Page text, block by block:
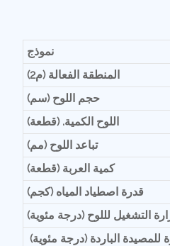
نموذج
المنطقة الفعالة (م2)
حجم اللوح (سم)
اللوح الكمية. (قطعة)
تباعد اللوح (مم)
كمية العربة (قطعة)
قدرة اصطياد المياه (كجم)
التشغيل لللوح (درجة مئوية)
للمصيدة الباردة (درجة مئوية)